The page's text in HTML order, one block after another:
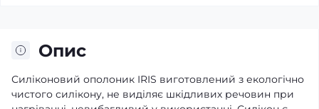
Опис
Силіконовий ополоник IRIS виготовлений з екологічно
чистого силікону, не виділяє шкідливих речовин при